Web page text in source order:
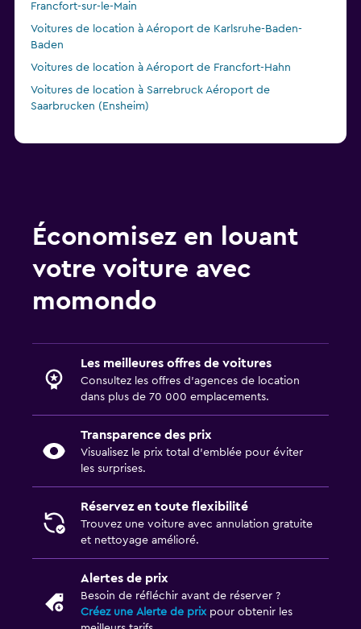
Francfort-sur-le-Main
Voitures de location à Aéroport de Karlsruhe-Baden-
Baden
Voitures de location à Aéroport de Francfort-Hahn
Voitures de location à Sarrebruck Aéroport de
Saarbrucken (Ensheim)
Économisez en louant
votre voiture avec
momondo
Les meilleures offres de voitures
Consultez les offres d’agences de location
dans plus de 70 000 emplacements.
Transparence des prix
Visualisez le prix total d’emblée pour éviter
les surprises.
Réservez en toute flexibilité
Trouvez une voiture avec annulation gratuite
et nettoyage amélioré.
Alertes de prix
Besoin de réfléchir avant de réserver ?
Créez une Alerte de prixpour obtenir les